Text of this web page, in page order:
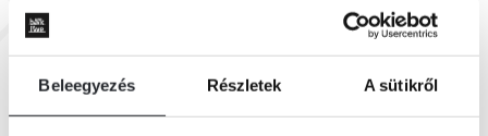
Beleegyezés Részletek A sütikről